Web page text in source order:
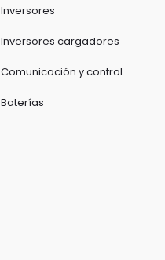
Inversores
Inversores cargadores
Comunicación y control
Baterías